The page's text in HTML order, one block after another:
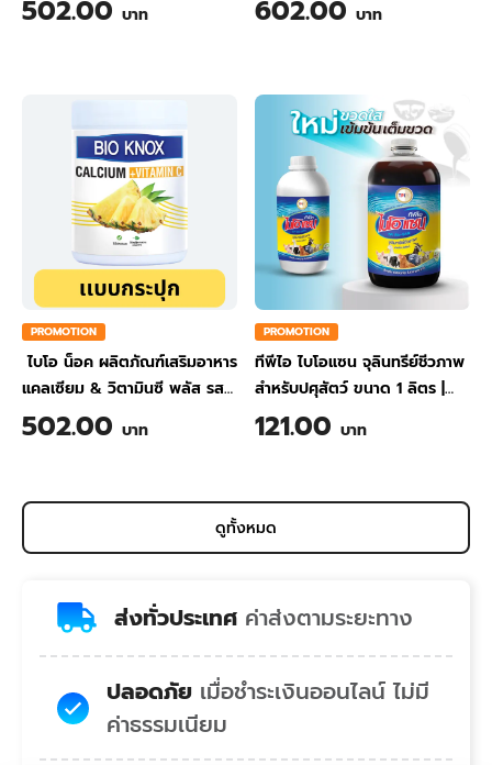
502.00 บาท 602.00 บาท
PROMOTION
ไบโอ น็อค ผลิตภัณฑ์เสริมอาหาร
แคลเซียม & วิตามินซี พลัส รส
สับปะรด ขนาด 200 กรัม
502.00 บาท
PROMOTION
ทีพีไอ ไบโอแซน จุลินทรีย์ชีวภาพ
สำหรับปศุสัตว์ ขนาด 1 ลิตร
TPI BIO-SAN Organic
Wastewater Treatment for
121.00 บาท
ดูทั้งหมด
ส่งทั่วประเทศ ค่าส่งตามระยะทาง
ปลอดภัย เมื่อชำระเงินออนไลน์ ไม่มี
ค่าธรรมเนียม